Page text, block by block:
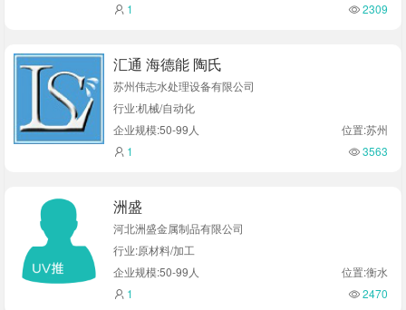
1
2309
汇通 海德能 陶氏
苏州伟志水处理设备有限公司
行业:机械/自动化
企业规模:50-99人
位置:苏州
1
3563
洲盛
河北洲盛金属制品有限公司
行业:原材料/加工
企业规模:50-99人
位置:衡水
1
2470